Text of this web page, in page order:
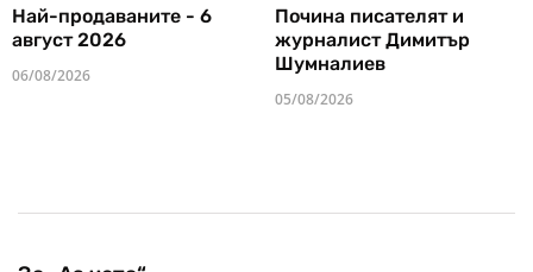
Най-продаваните - 6
август 2026
06/08/2026
Почина писателят и
журналист Димитър
Шумналиев
05/08/2026